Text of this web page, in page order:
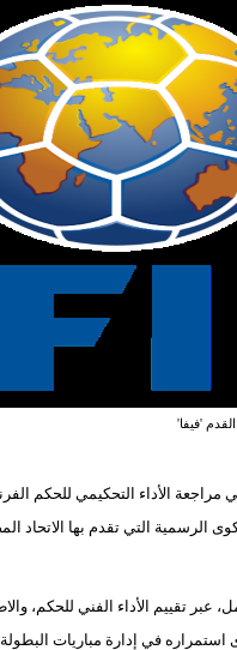
'فيفا'
الأداء التحكيمي للحكم
الرسمية التي تقدم بها الاتحاد
تقييم الأداء الفني للحكم،
استمراره في إدارة مباريات